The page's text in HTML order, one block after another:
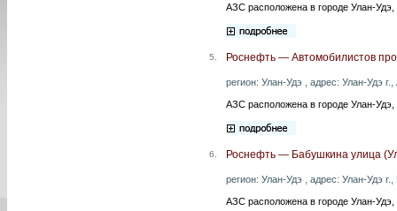
АЗС расположена в городе Улан-
5. Роснефть — Автомобилистов
регион: Улан-Удэ , адрес: Улан-Удэ
АЗС расположена в городе Улан-
6. Роснефть — Бабушкина улица
регион: Улан-Удэ , адрес: Улан-Удэ
АЗС расположена в городе Улан-